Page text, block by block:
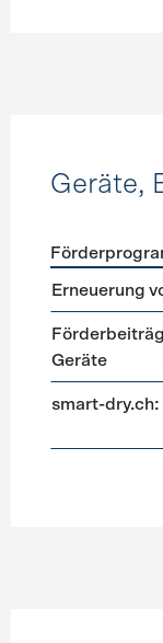
Geräte,
Erneuerung
Geräte
smart-